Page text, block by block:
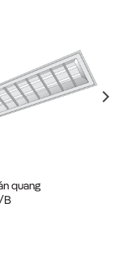
quang
B